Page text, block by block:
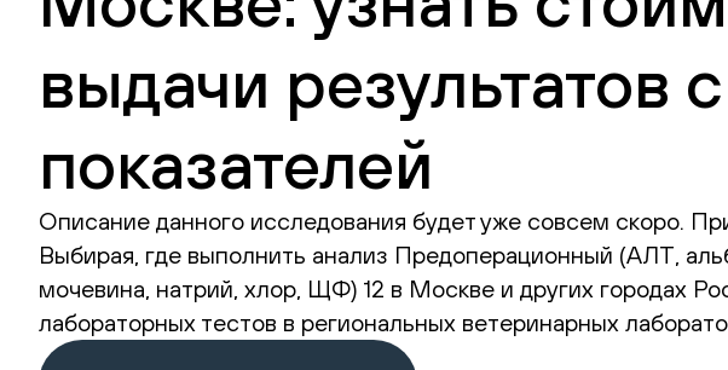
выдачи
показателей
Описание данного исследования будет уже совсем скоро.
Выбирая, где выполнить анализ Предоперационный (АЛТ,
мочевина, натрий, хлор, ЩФ) 12 в Москве и других городах
лабораторных тестов в региональных ветеринарных